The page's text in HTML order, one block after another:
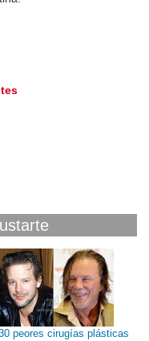
peores cirugías plásticas